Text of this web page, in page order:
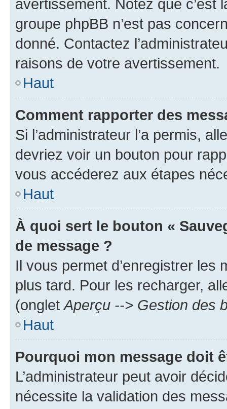
avertissement. Notez que c’est
groupe phpBB n’est pas
donné. Contactez
raisons de votre avertissement.
Haut
Comment rapporter des
Si l’administrateur l’a permis,
devriez voir un bouton pour
vous accéderez aux étapes
Haut
À quoi sert le bouton «
de message ?
Il vous permet d’enregistrer
plus tard. Pour les recharger,
(onglet Aperçu --> Gestion des
Haut
Pourquoi mon message doit
L’administrateur peut avoir
nécessite la validation des